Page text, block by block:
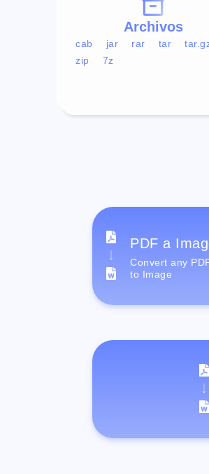
Archivos
cab jar rar tar
zip
7z
PDF a
Convert any
to Image